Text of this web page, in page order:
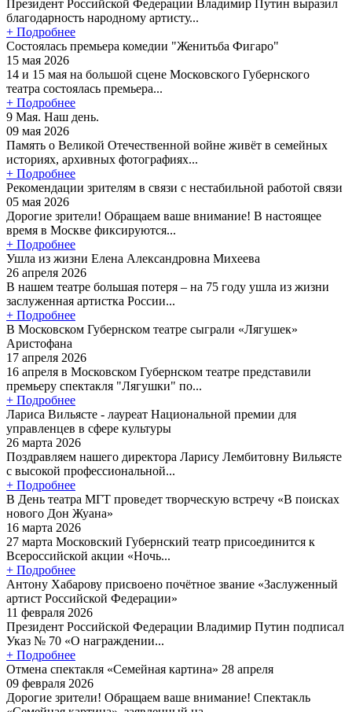
Президент Российской Федерации Владимир Путин выразил
благодарность народному артисту...
+ Подробнее
Состоялась премьера комедии "Женитьба Фигаро"
15 мая 2026
14 и 15 мая на большой сцене Московского Губернского
театра состоялась премьера...
+ Подробнее
9 Мая. Наш день.
09 мая 2026
Память о Великой Отечественной войне живёт в семейных
историях, архивных фотографиях...
+ Подробнее
Рекомендации зрителям в связи с нестабильной работой связи
05 мая 2026
Дорогие зрители! Обращаем ваше внимание! В настоящее
время в Москве фиксируются...
+ Подробнее
Ушла из жизни Елена Александровна Михеева
26 апреля 2026
В нашем театре большая потеря – на 75 году ушла из жизни
заслуженная артистка России...
+ Подробнее
В Московском Губернском театре сыграли «Лягушек»
Аристофана
17 апреля 2026
16 апреля в Московском Губернском театре представили
премьеру спектакля "Лягушки" по...
+ Подробнее
Лариса Вильясте - лауреат Национальной премии для
управленцев в сфере культуры
26 марта 2026
Поздравляем нашего директора Ларису Лембитовну Вильясте
с высокой профессиональной...
+ Подробнее
В День театра МГТ проведет творческую встречу «В поисках
нового Дон Жуана»
16 марта 2026
27 марта Московский Губернский театр присоединится к
Всероссийской акции «Ночь...
+ Подробнее
Антону Хабарову присвоено почётное звание «Заслуженный
артист Российской Федерации»
11 февраля 2026
Президент Российской Федерации Владимир Путин подписал
Указ № 70 «О награждении...
+ Подробнее
Отмена спектакля «Семейная картина» 28 апреля
09 февраля 2026
Дорогие зрители! Обращаем ваше внимание! Спектакль